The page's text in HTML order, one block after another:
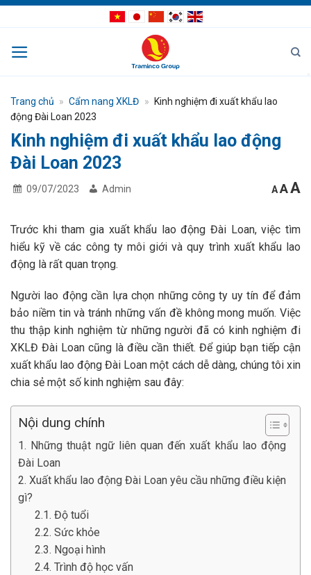
Bỏ
qua
dung
Trang chủ » Cẩm nang XKLĐ »
Kinh nghiệm đi xuất khẩu lao
động Đài Loan 2023
Kinh nghiệm đi xuất khẩu lao động
Đài Loan 2023
09/07/2023 Admin Afont
size.
AA
Trước khi tham gia xuất khẩu lao động Đài Loan, việc tìm
hiểu kỹ về các công ty môi giới và quy trình xuất khẩu lao
động là rất quan trọng.
Người lao động cần lựa chọn những công ty uy tín để đảm
bảo niềm tin và tránh những vấn đề không mong muốn. Việc
thu thập kinh nghiệm từ những người đã có kinh nghiệm đi
XKLĐ Đài Loan cũng là điều cần thiết. Để giúp bạn tiếp cận
xuất khẩu lao động Đài Loan một cách dễ dàng, chúng tôi xin
chia sẻ một số kinh nghiệm sau đây:
Nội dung chính
1. Những thuật ngữ liên quan đến xuất khẩu lao động
Đài Loan
2. Xuất khẩu lao động Đài Loan yêu cầu những điều kiện
gì?
2.1. Độ tuổi
2.2. Sức khỏe
2.3. Ngoại hình
2.4. Trình độ học vấn